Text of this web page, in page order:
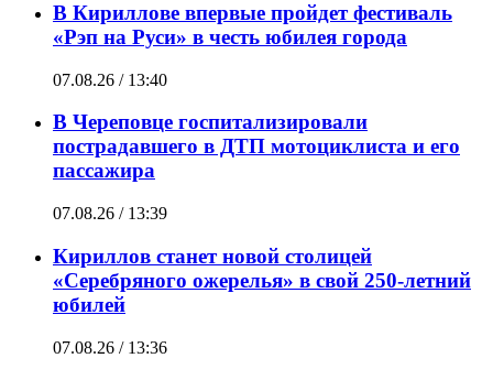
В Кириллове впервые пройдет фестиваль
«Рэп на Руси» в честь юбилея города
07.08.26 / 13:40
В Череповце госпитализировали
пострадавшего в ДТП мотоциклиста и его
пассажира
07.08.26 / 13:39
Кириллов станет новой столицей
«Серебряного ожерелья» в свой 250-летний
юбилей
07.08.26 / 13:36